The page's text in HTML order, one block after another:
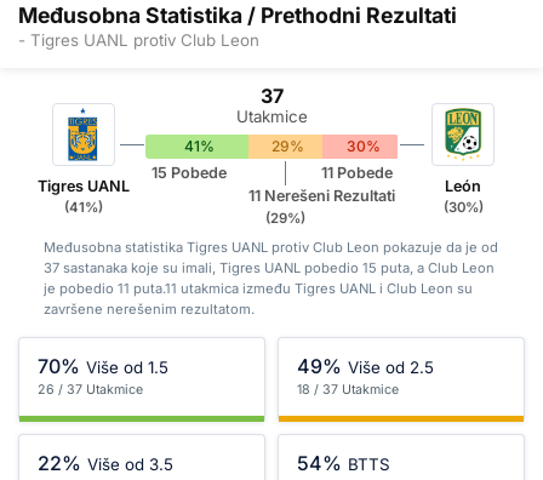
Međusobna Statistika / Prethodni Rezultati
- Tigres UANL protiv Club Leon
Tigres UANL
(41%)
37
Utakmice
41% 29%
30%
15 Pobede
11 Nerešeni Rezultati
(29%)
11 Pobede
León
(30%)
Međusobna statistika Tigres UANL protiv Club Leon pokazuje da je od
37 sastanaka koje su imali, Tigres UANL pobedio 15 puta, a Club Leon
je pobedio 11 puta.11 utakmica između Tigres UANL i Club Leon su
završene nerešenim rezultatom.
70% Više od 1.5
26 / 37 Utakmice
49% Više od 2.5
18 / 37 Utakmice
22% Više od 3.5 54% BTTS